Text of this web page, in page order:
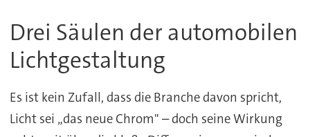
Drei Säulen der automobilen
Lichtgestaltung
Es ist kein Zufall, dass die Branche davon spricht,
Licht sei „das neue Chrom" – doch seine Wirkung